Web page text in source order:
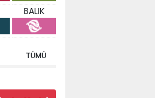
BALIK
TÜMÜ